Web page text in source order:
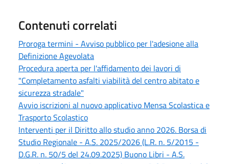
Contenuti correlati
Proroga termini - Avviso pubblico per l'adesione alla
Definizione Agevolata
Procedura aperta per l'affidamento dei lavori di
"Completamento asfalti viabilità del centro abitato e
sicurezza stradale"
Avvio iscrizioni al nuovo applicativo Mensa Scolastica e
Trasporto Scolastico
Interventi per il Diritto allo studio anno 2026. Borsa di
Studio Regionale - A.S. 2025/2026 (L.R. n. 5/2015 -
D.G.R. n. 50/5 del 24.09.2025) Buono Libri - A.S.